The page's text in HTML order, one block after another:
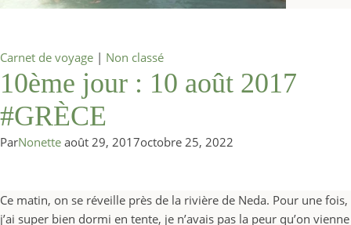
Carnet de voyage | Non classé
10ème jour : 10 août 2017
#GRÈCE
ParNonette août 29, 2017octobre 25, 2022
Ce matin, on se réveille près de la rivière de Neda. Pour une fois,
j’ai super bien dormi en tente, je n’avais pas la peur qu’on vienne